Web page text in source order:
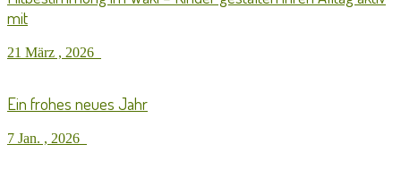
mit
21 März , 2026
Ein frohes neues Jahr
7 Jan. , 2026